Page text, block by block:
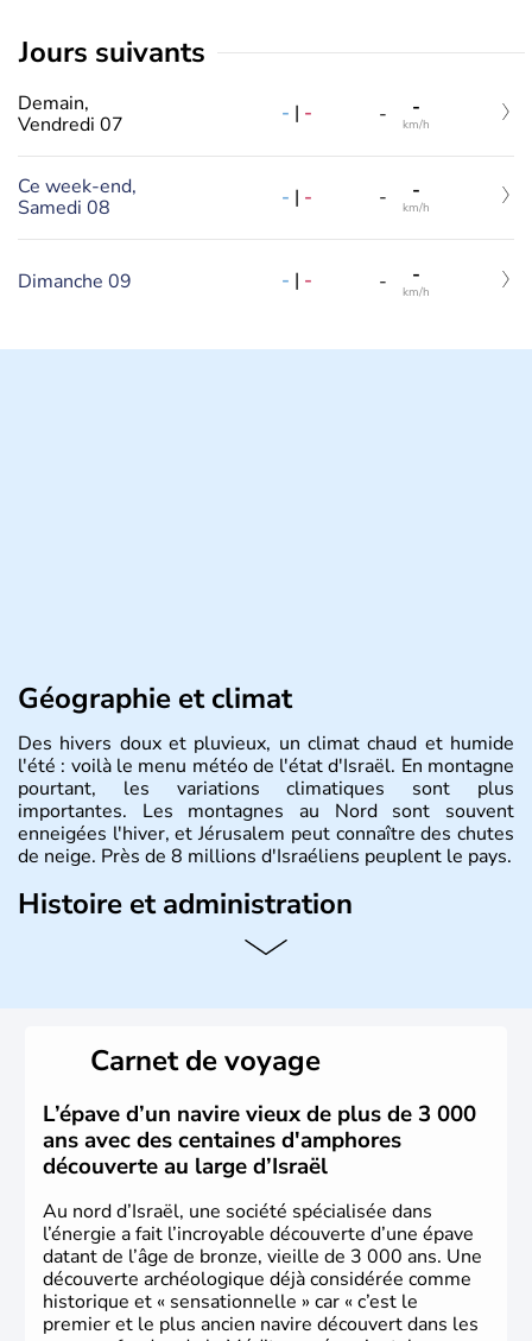
jours suivants
Demain,
Vendredi 07
- | - - -
km/h
Ce week-end,
Samedi 08
- | - - -
km/h
Dimanche 09 - | - - -
km/h
Géographie et climat
Des hivers doux et pluvieux, un climat chaud et humide
l'été : voilà le menu météo de l'état d'Israël. En montagne
pourtant, les variations climatiques sont plus
importantes. Les montagnes au Nord sont souvent
enneigées l'hiver, et Jérusalem peut connaître des chutes
de neige. Près de 8 millions d'Israéliens peuplent le pays.
Histoire et administration
L'Israël est un état de la partie est de la Méditerranée,
vrai essor économique dans le domaine des nouvelles
Carnet de voyage
L’épave d’un navire vieux de plus de 3 000
ans avec des centaines d'amphores
découverte au large d’Israël
Au nord d’Israël, une société spécialisée dans
l’énergie a fait l’incroyable découverte d’une épave
datant de l’âge de bronze, vieille de 3 000 ans. Une
découverte archéologique déjà considérée comme
historique et « sensationnelle » car « c’est le
premier et le plus ancien navire découvert dans les